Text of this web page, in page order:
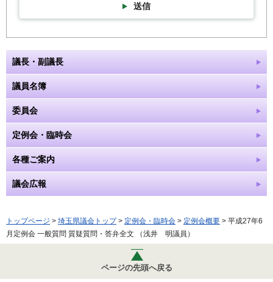
送信
議長・副議長
議員名簿
委員会
定例会・臨時会
各種ご案内
議会広報
トップページ > 埼玉県議会トップ> 定例会・臨時会 > 定例会概要 > 平成27年6
月定例会 一般質問 質疑質問・答弁全文 （浅井 明議員）
ページの先頭へ戻る